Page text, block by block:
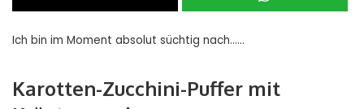
Ich bin im Moment absolut süchtig nach……
Karotten-Zucchini-Puffer mit